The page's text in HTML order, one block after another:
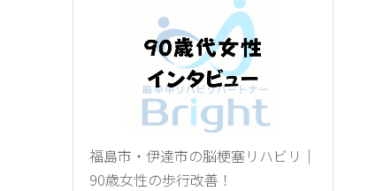
福島市・伊達市の脳梗塞リハビリ｜
90歳女性の歩行改善！